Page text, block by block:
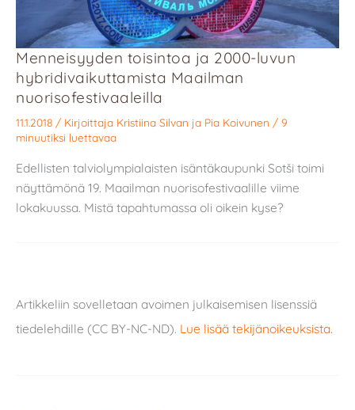
Menneisyyden toisintoa ja 2000-luvun
hybridivaikuttamista Maailman
nuorisofestivaaleilla
11.1.2018 / Kirjoittaja Kristiina Silvan ja Pia Koivunen / 9
minuutiksi luettavaa
Edellisten talviolympialaisten isäntäkaupunki Sotši toimi
näyttämönä 19. Maailman nuorisofestivaalille viime
lokakuussa. Mistä tapahtumassa oli oikein kyse?
Artikkeliin sovelletaan avoimen julkaisemisen lisenssiä
tiedelehdille (CC BY-NC-ND). Lue lisää tekijänoikeuksista.